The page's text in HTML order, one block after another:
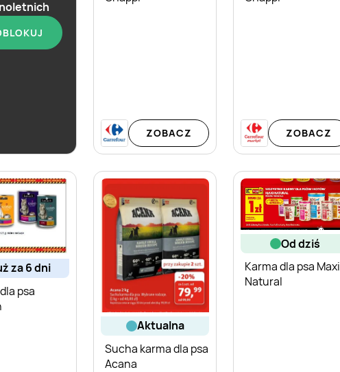
ZOBACZ ZOBACZ
za 6 dni
psa
aktualna
Sucha karma dla psa
Acana
od dziś
Karma dla psa Maxi
Natural